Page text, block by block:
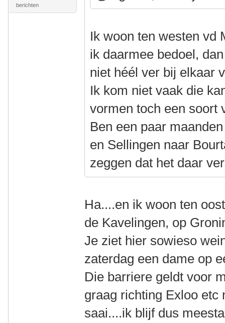
berichten
Ik woon ten westen vd
ik daarmee bedoel,
niet héél ver bij elkaar
Ik kom niet vaak die
vormen toch een soort
Ben een paar
en Sellingen naar
zeggen dat het daar
Ha....en ik woon ten
de Kavelingen, op
Je ziet hier sowieso
zaterdag een dame op
Die barriere geldt voor
graag richting Exloo etc
saai....ik blijf dus